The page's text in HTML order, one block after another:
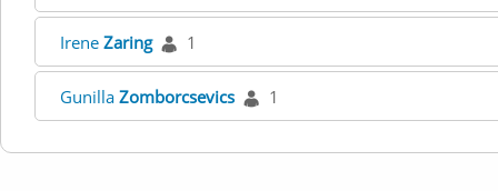
Irene Zaring 1
Gunilla Zomborcsevics 1